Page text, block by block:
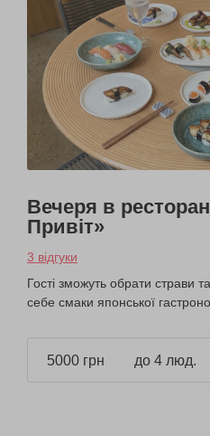
Вечеря в
Привіт»
3 відгуки
Гості зможуть обрати страви
себе смаки японської
5000 грн до 4 люд.